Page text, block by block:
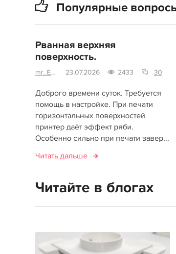
Популярные
Рванная верхняя
поверхность.
mr_Enclave 23.07.2026 2433 30
Доброго времени суток. Требуется
помощь в настройке. При печати
горизонтальных поверхностей
принтер даёт эффект ряби.
Особенно сильно при печати завер...
Читать дальше
Читайте в блогах